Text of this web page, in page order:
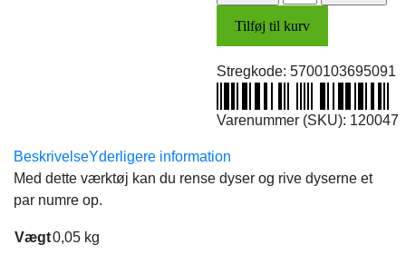
rivalsæt
antal
Tilføj til kurv
Stregkode: 5700103695091
Varenummer (SKU): 120047
BeskrivelseYderligere information
Med dette værktøj kan du rense dyser og rive dyserne et
par numre op.
Vægt0,05 kg